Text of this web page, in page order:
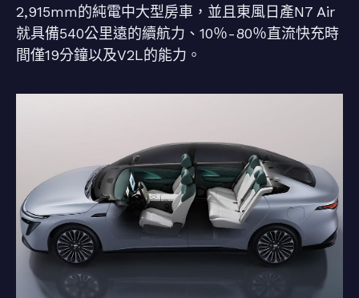
2,915mm的純電中大型房車，並且東風日產N7 Air
就具備540公里遠的續航力、10％-80％直流快充時
間僅19分鐘以及V2L的能力。